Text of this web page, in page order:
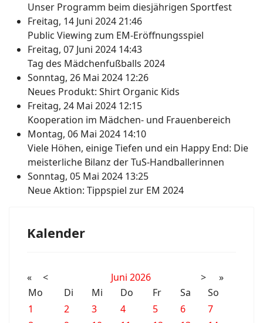
Unser Programm beim diesjährigen Sportfest
Freitag, 14 Juni 2024 21:46
Public Viewing zum EM-Eröffnungsspiel
Freitag, 07 Juni 2024 14:43
Tag des Mädchenfußballs 2024
Sonntag, 26 Mai 2024 12:26
Neues Produkt: Shirt Organic Kids
Freitag, 24 Mai 2024 12:15
Kooperation im Mädchen- und Frauenbereich
Montag, 06 Mai 2024 14:10
Viele Höhen, einige Tiefen und ein Happy End: Die
meisterliche Bilanz der TuS-Handballerinnen
Sonntag, 05 Mai 2024 13:25
Neue Aktion: Tippspiel zur EM 2024
Kalender
« < Juni 2026 >
»
Mo
Di Mi Do Fr Sa
So
1
2 3 4 5 6
7